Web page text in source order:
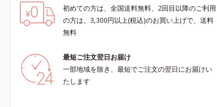
初めての方は、全国送料無料、2回目以降のご利用
の方は、3,300円以上(税込)のお買い上げで、送料
無料
最短ご注文翌日お届け
一部地域を除き、最短でご注文の翌日にお届けい
たします